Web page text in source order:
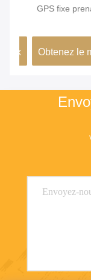
GPS fixe
Obtenez le